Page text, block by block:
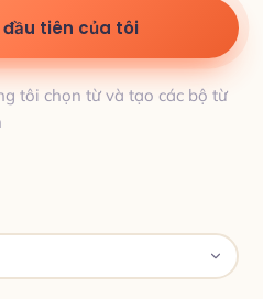
đầu tiên của tôi
tôi chọn từ và tạo các bộ từ